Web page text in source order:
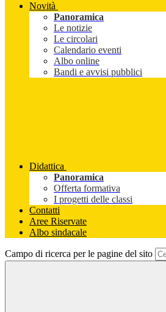
Novità
Panoramica
Le notizie
Le circolari
Calendario eventi
Albo online
Bandi e avvisi pubblici
Didattica
Panoramica
Offerta formativa
I progetti delle classi
Contatti
Aree Riservate
Albo sindacale
Campo di ricerca per le pagine del sito